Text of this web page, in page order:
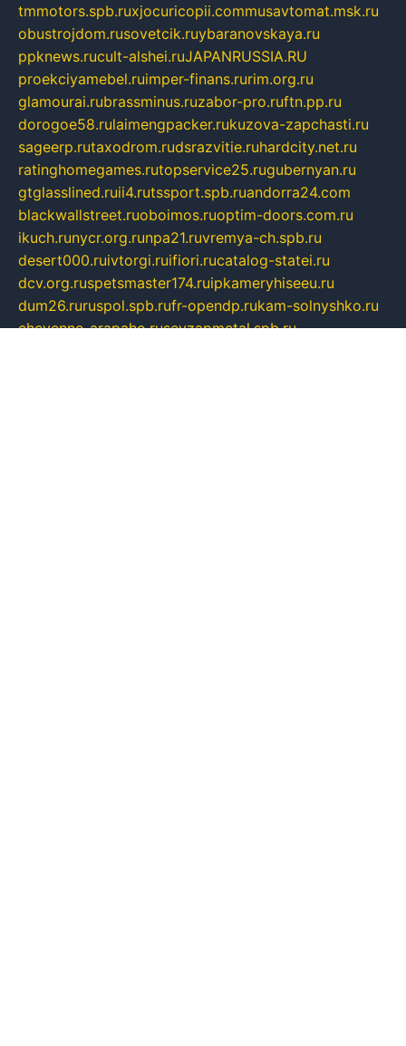
tmmotors.spb.ruxjocuricopii.commusavtomat.msk.ru
obustrojdom.rusovetcik.ruybaranovskaya.ru
ppknews.rucult-alshei.ruJAPANRUSSIA.RU
proekciyamebel.ruimper-finans.rurim.org.ru
glamourai.rubrassminus.ruzabor-pro.ruftn.pp.ru
dorogoe58.rulaimengpacker.rukuzova-zapchasti.ru
sageerp.rutaxodrom.rudsrazvitie.ruhardcity.net.ru
ratinghomegames.rutopservice25.rugubernyan.ru
gtglasslined.ruii4.rutssport.spb.ruandorra24.com
blackwallstreet.ruoboimos.ruoptim-doors.com.ru
ikuch.runycr.org.runpa21.ruvremya-ch.spb.ru
desert000.ruivtorgi.ruifiori.rucatalog-statei.ru
dcv.org.ruspetsmaster174.ruipkameryhiseeu.ru
dum26.ruruspol.spb.rufr-opendp.rukam-solnyshko.ru
cheyenne-arapaho.rusevzapmetal.spb.ru